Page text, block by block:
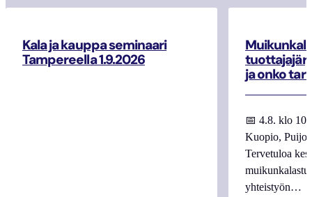
Kala ja kauppa seminaari
Tampereella 1.9.2026
ja onko
📅 4.8. klo
Kuopio,
Tervetuloa
yhteistyön…